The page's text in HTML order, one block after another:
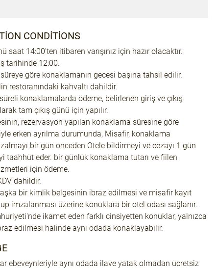
CONDITIONS
saat 14:00'ten itibaren varışınız için hazır olacaktır.
tarihinde 12:00.
göre konaklamanın gecesi başına tahsil edilir.
restoranındaki kahvaltı dahildir.
konaklamalarda ödeme, belirlenen giriş ve çıkış
tam çıkış günü için yapılır.
rezervasyon yapılan konaklama süresine göre
erken ayrılma durumunda, Misafir, konaklama
bir gün önceden Otele bildirmeyi ve cezayı 1 gün
taahhüt eder. bir günlük konaklama tutarı ve fiilen
için ödeme.
dahildir.
bir kimlik belgesinin ibraz edilmesi ve misafir kayıt
imzalanması üzerine konuklara bir otel odası sağlanır.
ikamet eden farklı cinsiyetten konuklar, yalnızca
edilmesi halinde aynı odada konaklayabilir.
ebeveynleriyle aynı odada ilave yatak olmadan ücretsiz